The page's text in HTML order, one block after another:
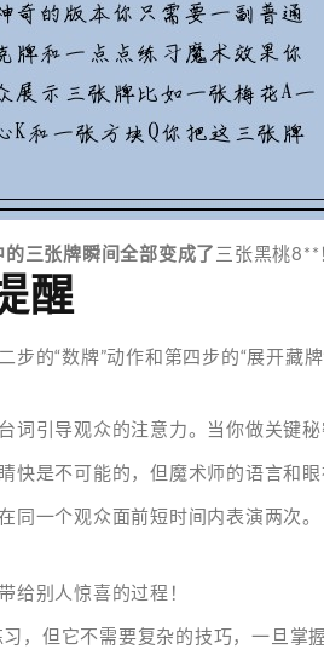
三张牌瞬间全部变成了 三张黑桃8**
醒
步的“数牌”动作和第四步的“展开藏
词引导观众的注意力。当你做关键
快是不可能的，但魔术师的语言和
同一个观众面前短时间内表演两次。
给别人惊喜的过程！
，但它不需要复杂的技巧，一旦掌